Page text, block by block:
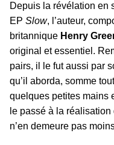
Depuis la révélation en
EP Slow, l’auteur,
britannique Henry
original et essentiel.
pairs, il le fut aussi par
qu’il aborda, somme
quelques petites mains
le passé à la
n’en demeure pas